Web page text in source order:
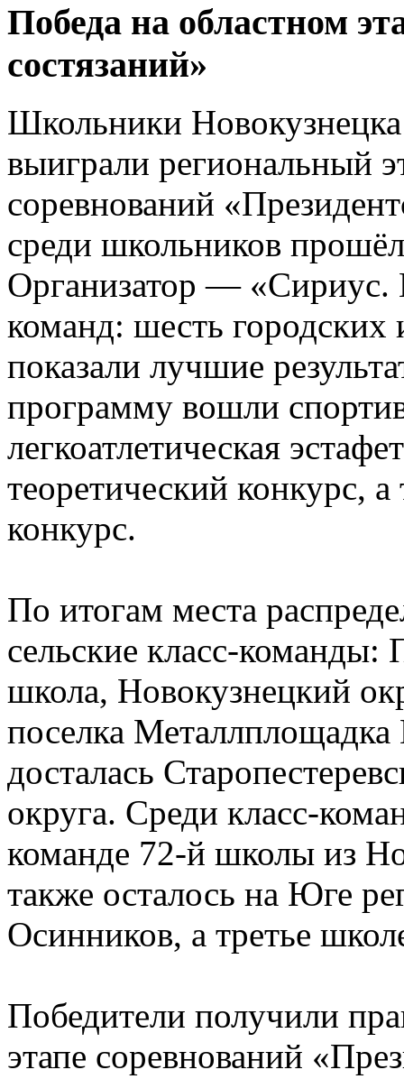
Победа на областном
состязаний»
Школьники
выиграли региональный
соревнований
среди школьников
Организатор — «Сириус.
команд: шесть городских
показали лучшие
программу вошли
легкоатлетическая
теоретический конкурс,
конкурс.
По итогам места
сельские класс-
школа, Новокузнецкий
поселка Металлплощадка
досталась
округа. Среди класс-
команде 72-й школы из
также осталось на Юге
Осинников, а третье
Победители получили
этапе соревнований